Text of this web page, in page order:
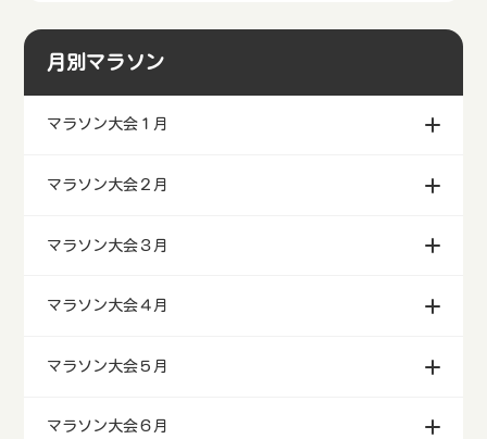
月別マラソン
マラソン大会１月
マラソン大会２月
マラソン大会３月
マラソン大会４月
マラソン大会５月
マラソン大会６月